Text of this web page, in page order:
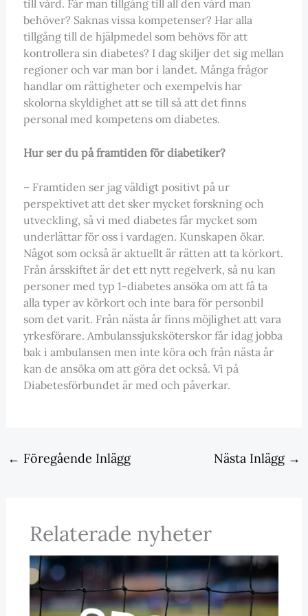
till vård. Får man tillgång till all den vård man
behöver? Saknas vissa kompetenser? Har alla
tillgång till de hjälpmedel som behövs för att
kontrollera sin diabetes? I dag skiljer det sig mellan
regioner och var man bor i landet. Många frågor
handlar om rättigheter och exempelvis har
skolorna skyldighet att se till så att det finns
personal med kompetens om diabetes.
Hur ser du på framtiden för diabetiker?
– Framtiden ser jag väldigt positivt på ur
perspektivet att det sker mycket forskning och
utveckling, så vi med diabetes får mycket som
underlättar för oss i vardagen. Kunskapen ökar.
Något som också är aktuellt är rätten att ta körkort.
Från årsskiftet är det ett nytt regelverk, så nu kan
personer med typ 1-diabetes ansöka om att få ta
alla typer av körkort och inte bara för personbil
som det varit. Från nästa år finns möjlighet att vara
yrkesförare. Ambulanssjuksköterskor får idag jobba
bak i ambulansen men inte köra och från nästa år
kan de ansöka om att göra det också. Vi på
Diabetesförbundet är med och påverkar.
← Föregående Inlägg Nästa Inlägg →
Relaterade nyheter